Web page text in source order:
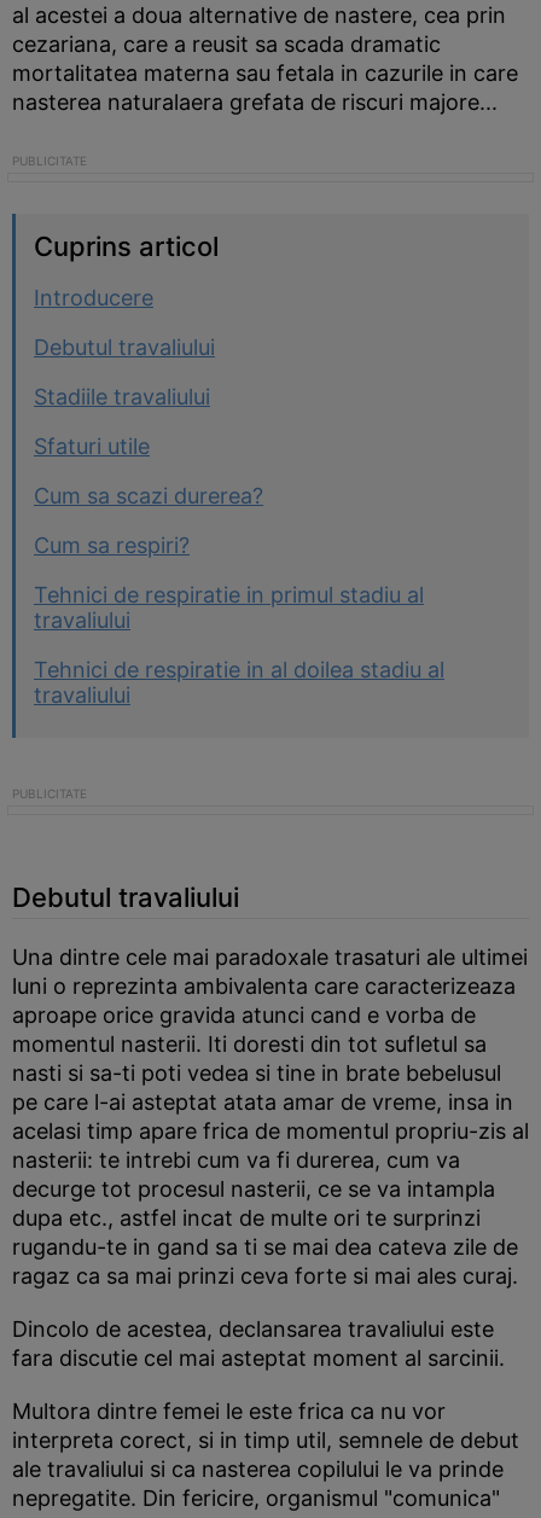
al acestei a doua alternative de nastere, cea prin
cezariana, care a reusit sa scada dramatic
mortalitatea materna sau fetala in cazurile in care
nasterea naturalaera grefata de riscuri majore...
Cuprins articol
Introducere
Debutul travaliului
Stadiile travaliului
Sfaturi utile
Cum sa scazi durerea?
Cum sa respiri?
Tehnici de respiratie in primul stadiu al
travaliului
Tehnici de respiratie in al doilea stadiu al
travaliului
Debutul travaliului
Una dintre cele mai paradoxale trasaturi ale ultimei
luni o reprezinta ambivalenta care caracterizeaza
aproape orice gravida atunci cand e vorba de
momentul nasterii. Iti doresti din tot sufletul sa
nasti si sa-ti poti vedea si tine in brate bebelusul
pe care l-ai asteptat atata amar de vreme, insa in
acelasi timp apare frica de momentul propriu-zis al
nasterii: te intrebi cum va fi durerea, cum va
decurge tot procesul nasterii, ce se va intampla
dupa etc., astfel incat de multe ori te surprinzi
rugandu-te in gand sa ti se mai dea cateva zile de
ragaz ca sa mai prinzi ceva forte si mai ales curaj.
Dincolo de acestea, declansarea travaliului este
fara discutie cel mai asteptat moment al sarcinii.
Multora dintre femei le este frica ca nu vor
interpreta corect, si in timp util, semnele de debut
ale travaliului si ca nasterea copilului le va prinde
nepregatite. Din fericire, organismul "comunica"